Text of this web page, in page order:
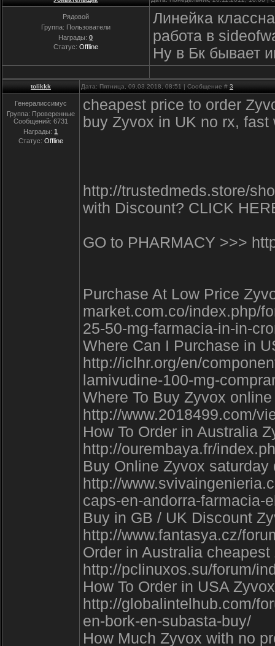
Рядовой
Группа: Пользователи
Награды:0
Статус: Offline
Линейка
работа в
Ну в Бк бывает
tolikkk Дата: Пятница, 09.03.2018, 08:51 | Сообщение # 3
Генералиссимус
Группа: Проверенные
Сообщений: 6731
Награды:1
Статус: Offline
cheapest price to order
buy Zyvox in UK no rx,
http://trustedmeds.store/
with Discount? CLICK
GO to PHARMACY >>>
Purchase At Low Price
market.com.co/index.php/
25-50-mg-farmacia-in-in-
Where Can I Purchase in
http://iclhr.org/en/
lamivudine-100-mg-
Where To Buy Zyvox
http://www.2018499.com/
How To Order in Australia
http://ourembaya.fr/
Buy Online Zyvox saturday
http://
caps-en-andorra-farmacia-
Buy in GB / UK Discount
http://www.fantasya.cz/
Order in Australia
http://pclinuxos.su/forum/
How To Order in USA
http://globalintelhub.com/
en-bork-en-subasta-buy/
How Much Zyvox with no